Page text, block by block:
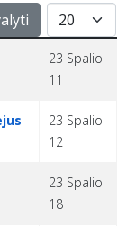
Rodyti po
23 Spalio
11
23 Spalio
12
23 Spalio
18